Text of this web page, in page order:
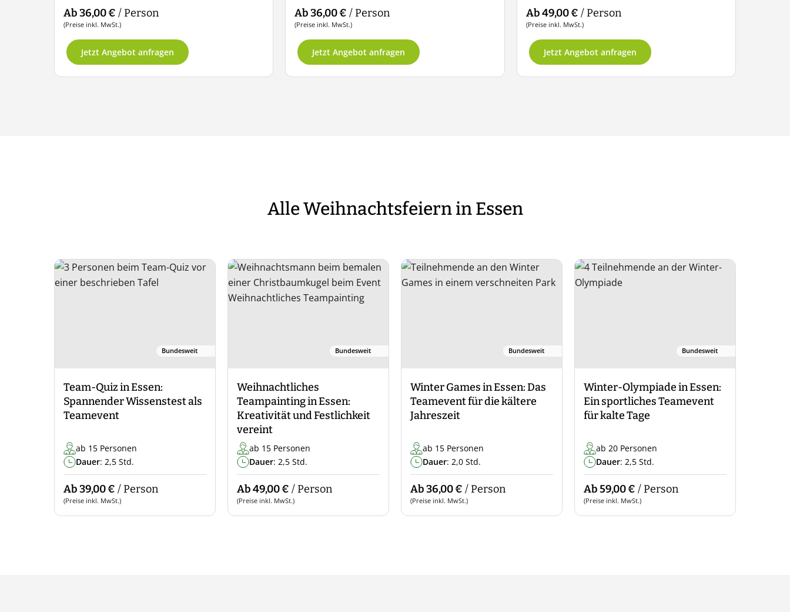
Ab 36,00 € / Person
(Preise inkl. MwSt.)
Jetzt Angebot anfragen
Ab 36,00 € / Person
(Preise inkl. MwSt.)
Jetzt Angebot anfragen
Ab 49,00 € / Person
(Preise inkl. MwSt.)
Jetzt Angebot anfragen
Alle Weihnachtsfeiern in Essen
Bundesweit
Team-Quiz in Essen:
Spannender Wissenstest als
Teamevent
ab 15 Personen
Dauer: 2,5 Std.
Ab 39,00 € / Person
(Preise inkl. MwSt.)
Bundesweit
Weihnachtliches
Teampainting in Essen:
Kreativität und Festlichkeit
vereint
ab 15 Personen
Dauer: 2,5 Std.
Ab 49,00 € / Person
(Preise inkl. MwSt.)
Bundesweit
Winter Games in Essen: Das
Teamevent für die kältere
Jahreszeit
ab 15 Personen
Dauer: 2,0 Std.
Ab 36,00 € / Person
(Preise inkl. MwSt.)
Bundesweit
Winter-Olympiade in Essen:
Ein sportliches Teamevent
für kalte Tage
ab 20 Personen
Dauer: 2,5 Std.
Ab 59,00 € / Person
(Preise inkl. MwSt.)